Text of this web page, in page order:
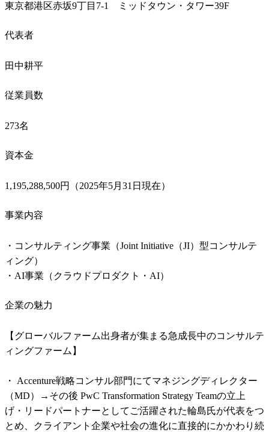
東京都港区赤坂9丁目7-1　ミッドタウン・タワー39F
代表者
田中耕平
従業員数
273名
資本金
1,195,288,500円（2025年5月31日現在）
事業内容
・コンサルティング事業（Joint Initiative（JI）型コンサルテ
ィング）
・AI事業（クラウドプロダクト・AI）
企業の魅力
【グローバルファーム出身者が集まる急成長中のコンサルテ
ィングファーム】
・ Accenture戦略コンサル部門にてマネジングディレクター
（MD）→その後 PwC Transformation Strategy Teamの立上
げ・リードパートナーとしてご活躍された輪島氏が代表をつ
とめ、クライアント企業や社会の進化に直接的にかかわり続